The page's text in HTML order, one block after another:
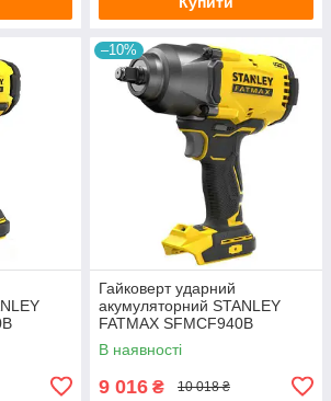
–10%
Гайковерт ударний
акумуляторний STANLEY
FATMAX SFMCF940B
В наявності
9 016 ₴ 10 018 ₴